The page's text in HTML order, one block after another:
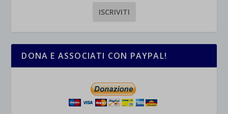
DONA E ASSOCIATI CON PAYPAL!